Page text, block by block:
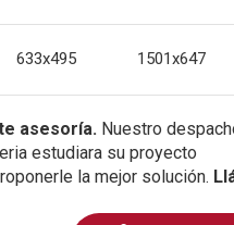
633x495 1501x647
asesoría. Nuestro
estudiara su proyecto
la mejor solución.